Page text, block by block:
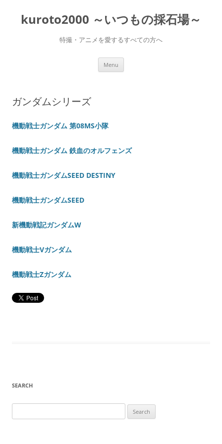
content
kuroto2000 ～いつもの採石場～
特撮・アニメを愛するすべての方へ
Menu
ガンダムシリーズ
機動戦士ガンダム 第08MS小隊
機動戦士ガンダム 鉄血のオルフェンズ
機動戦士ガンダムSEED DESTINY
機動戦士ガンダムSEED
新機動戦記ガンダムW
機動戦士Vガンダム
機動戦士Zガンダム
SEARCH
for: